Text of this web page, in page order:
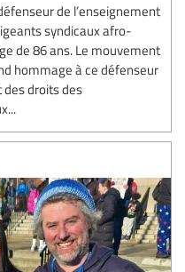
de l’enseignement
syndicaux afro-
de 86 ans. Le mouvement
hommage à ce défenseur
des droits des